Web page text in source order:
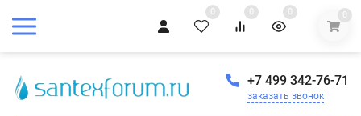
0 0 0 0
+7 499 342-76-71
заказать звонок